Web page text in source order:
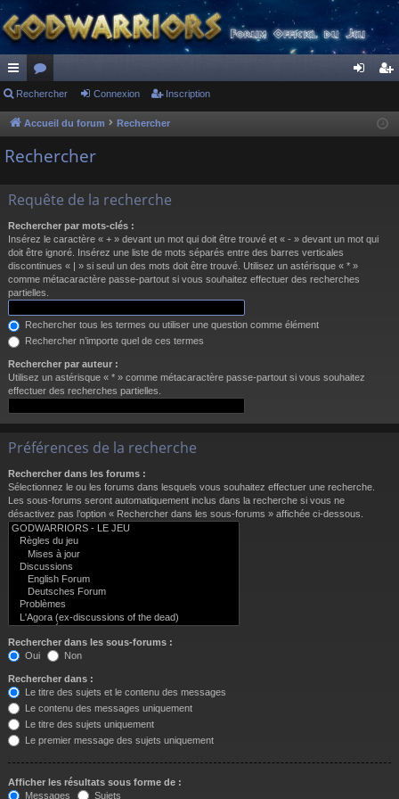
ac
co
ur
s
or
u
m
cri
Rechercher Connexion Inscription
Accueil du forum Rechercher
Rechercher
Requête de la recherche
Rechercher par mots-clés :
Insérez le caractère « + » devant un mot qui doit être trouvé et « - » devant un mot qui
doit être ignoré. Insérez une liste de mots séparés entre des barres verticales
discontinues « | » si seul un des mots doit être trouvé. Utilisez un astérisque « * »
comme métacaractère passe-partout si vous souhaitez effectuer des recherches
partielles.
Rechercher tous les termes ou utiliser une question comme élément
Rechercher n’importe quel de ces termes
Rechercher par auteur :
Utilisez un astérisque « * » comme métacaractère passe-partout si vous souhaitez
effectuer des recherches partielles.
Préférences de la recherche
Rechercher dans les forums :
Sélectionnez le ou les forums dans lesquels vous souhaitez effectuer une recherche.
Les sous-forums seront automatiquement inclus dans la recherche si vous ne
désactivez pas l’option « Rechercher dans les sous-forums » affichée ci-dessous.
Rechercher dans les sous-forums :
Oui
Non
Rechercher dans :
Le titre des sujets et le contenu des messages
Le contenu des messages uniquement
Le titre des sujets uniquement
Le premier message des sujets uniquement
Afficher les résultats sous forme de :
Messages
Sujets